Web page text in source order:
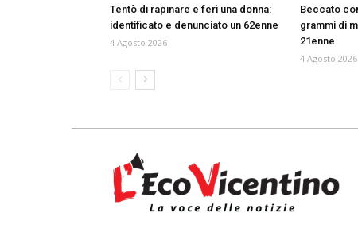
Tentò di rapinare e ferì una donna:
identificato e denunciato un 62enne
4 Agosto 2026
Beccato
grammi di
21enne
4 Agosto 2026